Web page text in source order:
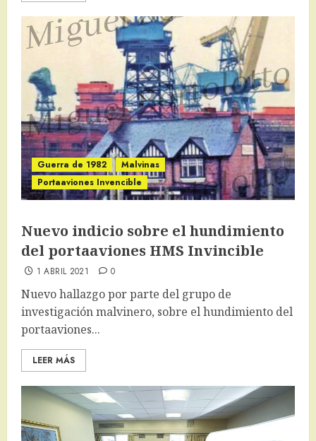
Guerra de 1982
Malvinas
Portaaviones Invencible
Nuevo indicio sobre el hundimiento
del portaaviones HMS Invincible
1 ABRIL 2021 0
Nuevo hallazgo por parte del grupo de
investigación malvinero, sobre el hundimiento del
portaaviones...
LEER MÁS